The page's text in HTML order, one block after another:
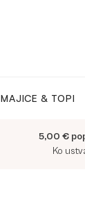
MAJICE & TOPI
5,00 €
Ko